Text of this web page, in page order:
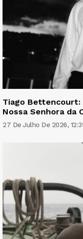
Tiago Bettencourt:
Nossa Senhora da
27 De Julho De 2026,